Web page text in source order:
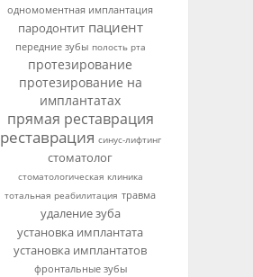
одномоментная имплантация
пародонтит пациент
передние зубы полость рта
протезирование
протезирование на
имплантатах
прямая реставрация
реставрация синус-лифтинг
стоматолог
стоматологическая клиника
тотальная реабилитация травма
удаление зуба
установка имплантата
установка имплантатов
фронтальные зубы